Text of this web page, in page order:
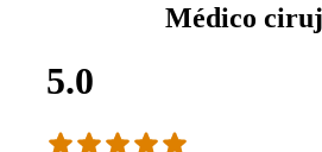
Médico
5.0